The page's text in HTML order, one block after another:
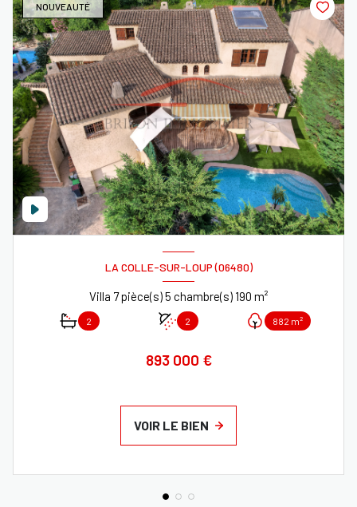
NOUVEAUTÉ
LA COLLE-SUR-LOUP (06480)
Villa 7 pièce(s) 5 chambre(s) 190 m²
2 2 882 m²
893 000 €
VOIR LE BIEN